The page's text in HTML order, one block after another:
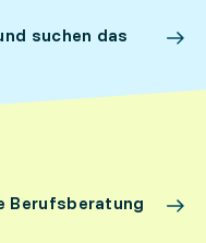
suchen das
Berufsberatung